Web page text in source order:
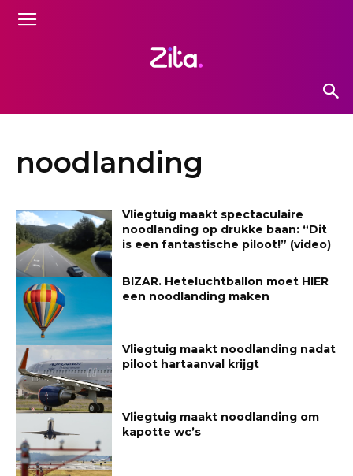
noodlanding
Vliegtuig maakt spectaculaire
noodlanding op drukke baan: “Dit
is een fantastische piloot!” (video)
BIZAR. Heteluchtballon moet HIER
een noodlanding maken
Vliegtuig maakt noodlanding nadat
piloot hartaanval krijgt
Vliegtuig maakt noodlanding om
kapotte wc’s